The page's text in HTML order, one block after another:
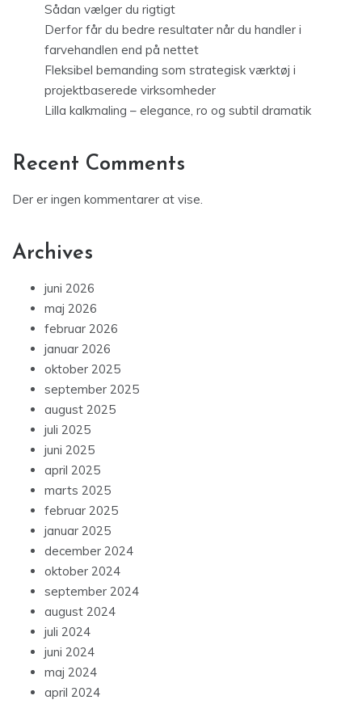
Sådan vælger du rigtigt
Derfor får du bedre resultater når du handler i
farvehandlen end på nettet
Fleksibel bemanding som strategisk værktøj i
projektbaserede virksomheder
Lilla kalkmaling – elegance, ro og subtil dramatik
Recent Comments
Der er ingen kommentarer at vise.
Archives
juni 2026
maj 2026
februar 2026
januar 2026
oktober 2025
september 2025
august 2025
juli 2025
juni 2025
april 2025
marts 2025
februar 2025
januar 2025
december 2024
oktober 2024
september 2024
august 2024
juli 2024
juni 2024
maj 2024
april 2024